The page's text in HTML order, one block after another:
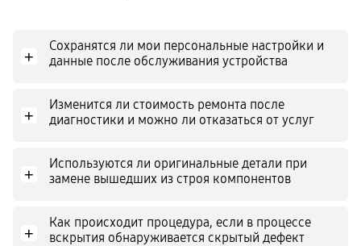
+
Сохранятся ли мои персональные настройки и
данные после обслуживания устройства
+
Изменится ли стоимость ремонта после
диагностики и можно ли отказаться от услуг
+
Используются ли оригинальные детали при
замене вышедших из строя компонентов
+
Как происходит процедура, если в процессе
вскрытия обнаруживается скрытый дефект